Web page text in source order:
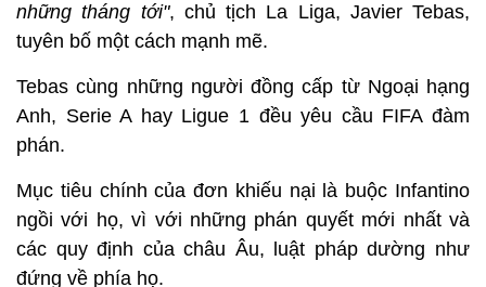
những tháng tới", chủ tịch La Liga, Javier Tebas,
tuyên bố một cách mạnh mẽ.
Tebas cùng những người đồng cấp từ Ngoại hạng
Anh, Serie A hay Ligue 1 đều yêu cầu FIFA đàm
phán.
Mục tiêu chính của đơn khiếu nại là buộc Infantino
ngồi với họ, vì với những phán quyết mới nhất và
các quy định của châu Âu, luật pháp dường như
đứng về phía họ.